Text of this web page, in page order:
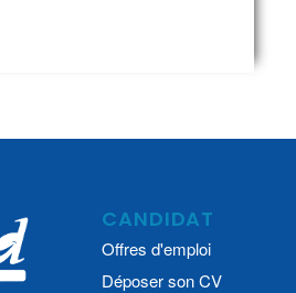
CANDIDAT
Offres d'emploi
Déposer son CV